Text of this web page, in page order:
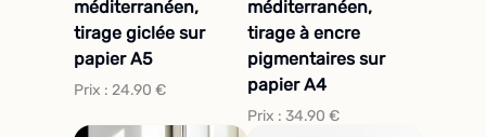
méditerranéen,
tirage giclée sur
papier A5
Prix : 24.90 €
méditerranéen,
tirage à encre
pigmentaires sur
papier A4
Prix : 34.90 €